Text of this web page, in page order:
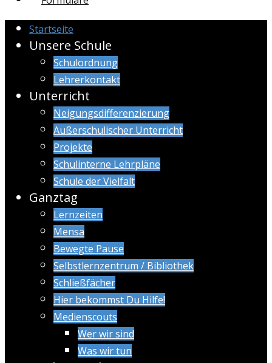
Startseite
Unsere Schule
Schulordnung
Lehrerkontakt
Unterricht
Neigungsdifferenzierung
Außerschulischer Unterricht
Projekte
Schulinterne Lehrpläne
Schule der Vielfalt
Ganztag
Lernzeiten
Mensa
Bewegte Pause
Selbstlernzentrum / Bibliothek
Schließfächer
Hier bekommst Du Hilfe!
Medienscouts
Wer wir sind
Was wir tun